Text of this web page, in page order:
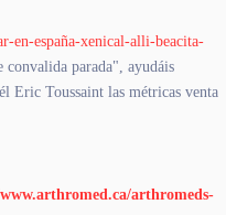
en-españa-xenical-alli-beacita-
convalida parada", ayudáis
Eric Toussaint las métricas venta
arthromeds-